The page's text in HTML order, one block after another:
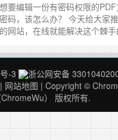
要编辑一份有密码权限的
码，该怎么办？ 今天给大家
网站，在线就能解决这个棘
官方网站：ht……继续阅读 »
-3
浙公网安备
| 网站地图 | Copyright ©
ChromeWu） 版权所有.